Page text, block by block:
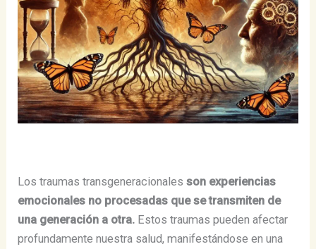
Los traumas transgeneracionalesson experiencias
emocionales no procesadas que se transmiten de
una generación a otra. Estos traumas pueden afectar
profundamente nuestra salud, manifestándose en una